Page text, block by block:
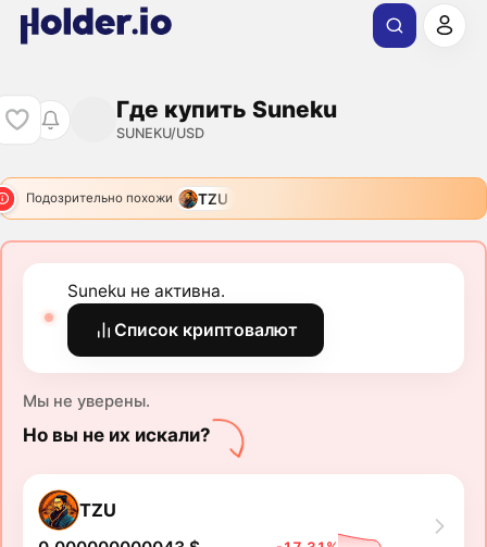
Где купить Suneku
SUNEKU/USD
Подозрительно похожи TZU
Suneku не активна.
Список криптовалют
Мы не уверены.
Но вы не их искали?
TZU